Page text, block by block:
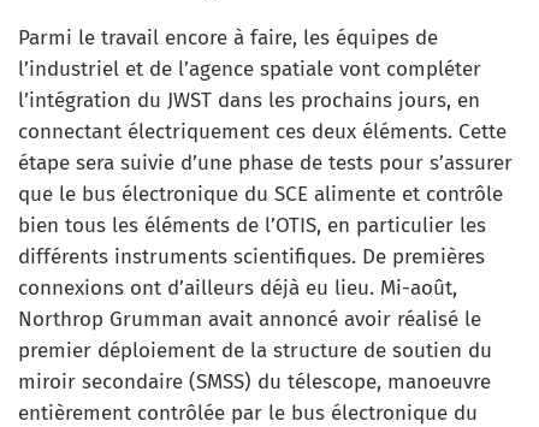
Parmi le travail encore à faire, les équipes de
l’industriel et de l’agence spatiale vont compléter
l’intégration du JWST dans les prochains jours, en
connectant électriquement ces deux éléments. Cette
étape sera suivie d’une phase de tests pour s’assurer
que le bus électronique du SCE alimente et contrôle
bien tous les éléments de l’OTIS, en particulier les
différents instruments scientifiques. De premières
connexions ont d’ailleurs déjà eu lieu. Mi-août,
Northrop Grumman avait annoncé avoir réalisé le
premier déploiement de la structure de soutien du
miroir secondaire (SMSS) du télescope, manoeuvre
entièrement contrôlée par le bus électronique du